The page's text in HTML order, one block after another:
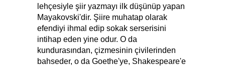
lehçesiyle şiir yazmayı ilk düşünüp yapan
Mayakovski'dir. Şiire muhatap olarak
efendiyi ihmal edip sokak serserisini
intihap eden yine odur. O da
kundurasından, çizmesinin çivilerinden
bahseder, o da Goethe'ye, Shakespeare'e